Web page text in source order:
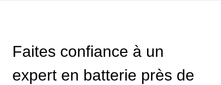
Faites confiance à un
expert en batterie près de